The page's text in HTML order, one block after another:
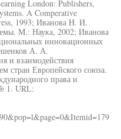
London: Publishers,
A Comperative
1993; Иванова H. И.
M.: Наука, 2002; Иванова
инновационных
А. А.
и взаимодействия
стран Европейского союза.
права и
1. URL: